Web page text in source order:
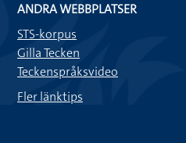
ANDRA WEBBPLATSER
STS-korpus
Gilla Tecken
Teckenspråksvideo
Fler länktips